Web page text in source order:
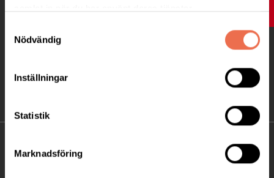
Nödvändig
Inställningar
Statistik
Marknadsföring
UPP